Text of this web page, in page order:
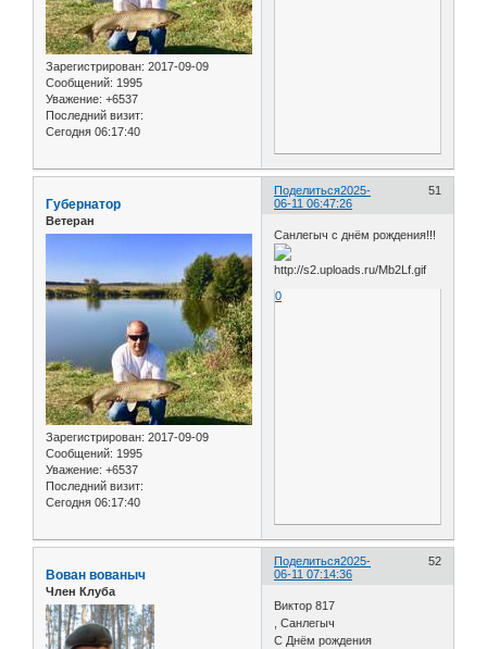
Зарегистрирован: 2017-09-09
Сообщений: 1995
Уважение: +6537
Последний визит:
Сегодня 06:17:40
Поделиться 51
2025-
06-11 06:47:26
Губернатор
Ветеран
Зарегистрирован: 2017-09-09
Сообщений: 1995
Уважение: +6537
Последний визит:
Сегодня 06:17:40
Санлегыч с днём рождения!!!
0
Поделиться 52
2025-
06-11 07:14:36
Вован вованыч
Член Клуба
Виктор 817
, Санлегыч
С Днём рождения